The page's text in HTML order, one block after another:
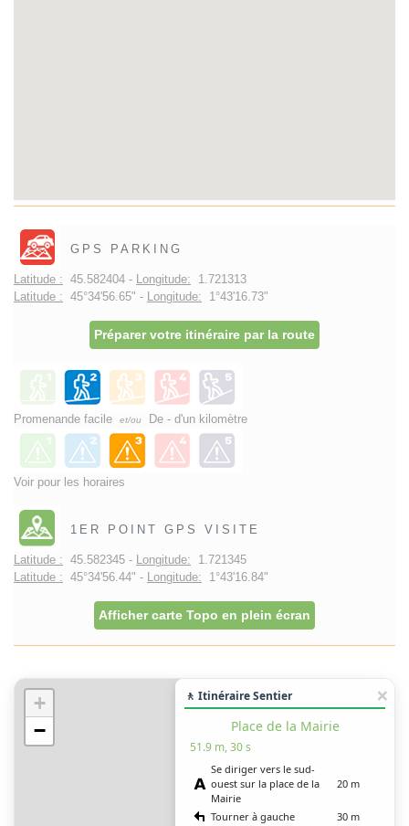
GPS PARKING
Latitude : 45.582404 - Longitude: 1.721313
Latitude : 45°34'56.65" - Longitude: 1°43'16.73"
Préparer votre itinéraire par la route
Promenande facile et/ou De - d'un kilomètre
Voir pour les horaires
1ER POINT GPS VISITE
Latitude : 45.582345 - Longitude: 1.721345
Latitude : 45°34'56.44" - Longitude: 1°43'16.84"
Afficher carte Topo en plein écran
+
−
🚶 Itinéraire Sentier
Place de la Mairie
51.9 m, 30 s
Se diriger vers le sud-
ouest sur la place de la
Mairie
20 m
Tourner à gauche
30 m